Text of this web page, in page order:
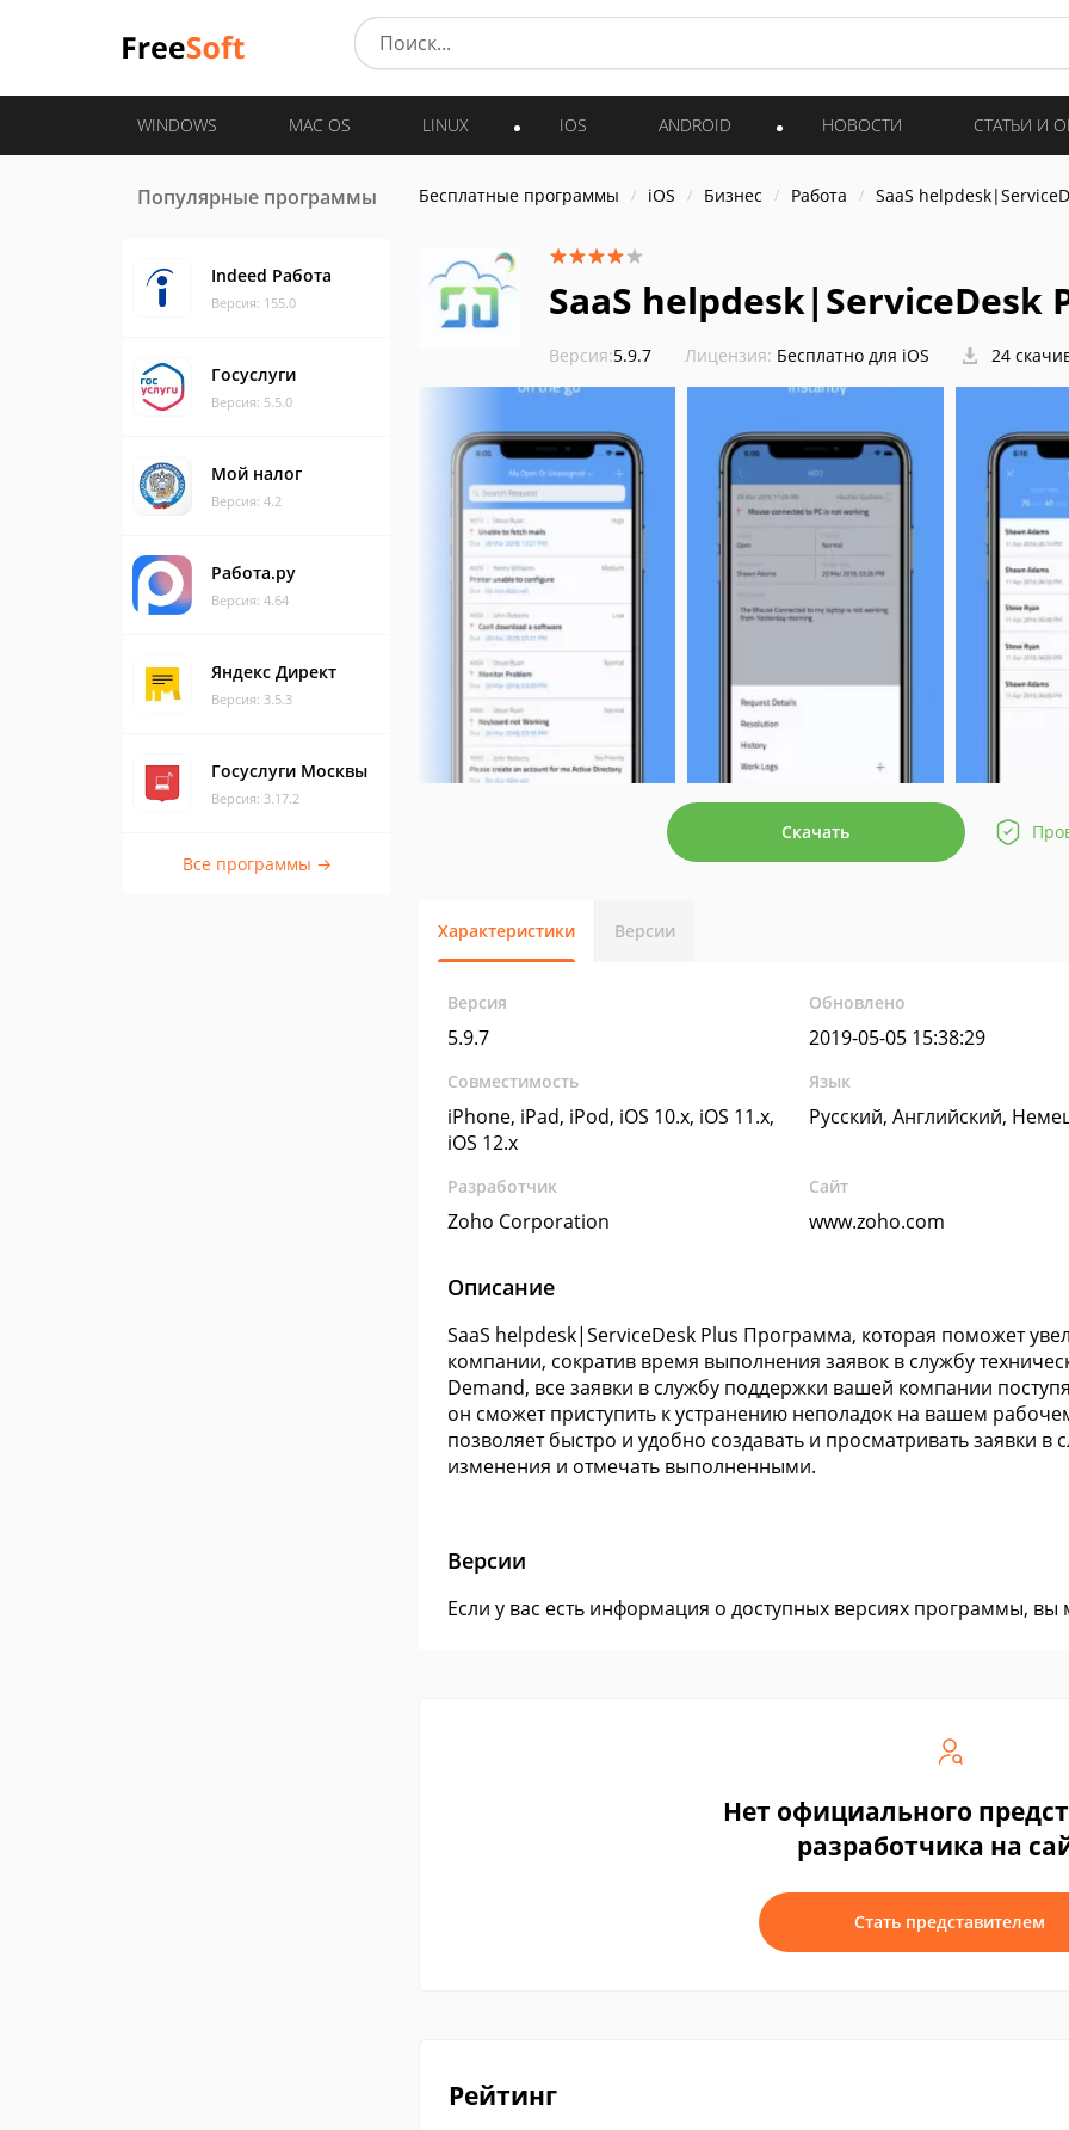
WINDOWS MAC OS LINUX IOS ANDROID НОВОСТИ СТАТЬИ И
Популярные программы
Indeed Работа
Версия: 155.0
Госуслуги
Версия: 5.5.0
Мой налог
Версия: 4.2
Работа.ру
Версия: 4.64
Яндекс Директ
Версия: 3.5.3
Госуслуги Москвы
Версия: 3.17.2
Все программы →
Бесплатные программы iOS Бизнес Работа SaaS
SaaS helpdesk|ServiceDesk
Версия:5.9.7 Лицензия: Бесплатно для iOS 24
Скачать
Характеристики Версии
Версия
5.9.7
Обновлено
2019-05-05 15:38:29
Совместимость
iPhone, iPad, iPod, iOS 10.x, iOS 11.x,
iOS 12.x
Язык
Русский, Английский,
Разработчик
Zoho Corporation
Сайт
www.zoho.com
Описание
SaaS helpdesk|ServiceDesk Plus Программа, которая поможет
компании, сократив время выполнения заявок в службу
Demand, все заявки в службу поддержки вашей компании
он сможет приступить к устранению неполадок на вашем
позволяет быстро и удобно создавать и просматривать заявки в
изменения и отмечать выполненными.
Версии
Если у вас есть информация о доступных версиях программы,
Нет официального
разработчика на
Стать представителем
Рейтинг